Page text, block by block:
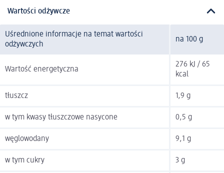
Wartości odżywcze
Uśrednione informacje na temat wartości
odżywczych
na 100 g
Wartość energetyczna
276 kJ / 65
kcal
tłuszcz 1,9 g
w tym kwasy tłuszczowe nasycone 0,5 g
węglowodany 9,1 g
w tym cukry 3 g